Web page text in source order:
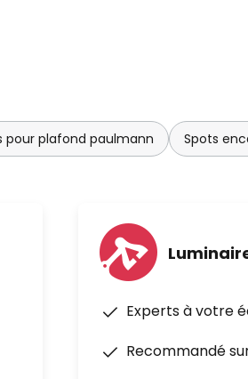
pour plafond paulmann Spots
Experts à votre
Recommandé